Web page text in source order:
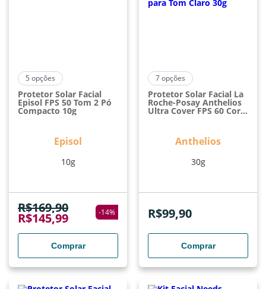
5 opções
Protetor Solar Facial
Episol FPS 50 Tom 2 Pó
Compacto 10g
Episol
10g
R$169,90
R$145,99 -14%
Comprar
7opções
Protetor Solar Facial La
Roche-Posay Anthelios
Ultra Cover FPS 60 Cor
Anthelios
30g
R$99,90
Comprar